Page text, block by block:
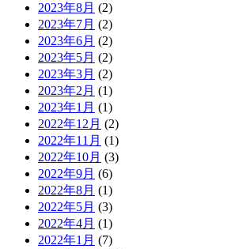
2023年8月 (2)
2023年7月 (2)
2023年6月 (2)
2023年5月 (2)
2023年3月 (2)
2023年2月 (1)
2023年1月 (1)
2022年12月 (2)
2022年11月 (1)
2022年10月 (3)
2022年9月 (6)
2022年8月 (1)
2022年5月 (3)
2022年4月 (1)
2022年1月 (7)